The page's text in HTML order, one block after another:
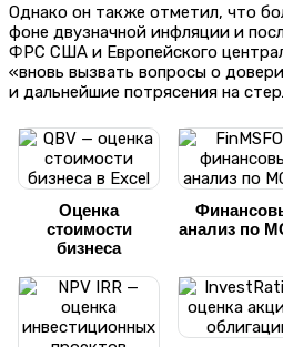
Однако он также отметил, что
фоне двузначной инфляции и
ФРС США и Европейского
«вновь вызвать вопросы о
и дальнейшие потрясения на
Оценка
стоимости
бизнеса
анализ по